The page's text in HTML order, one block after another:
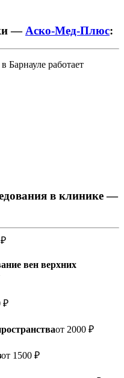
— Аско-Мед-Плюс:
работает
в клинике —
вен верхних
₽
от 2000 ₽
от 1500 ₽